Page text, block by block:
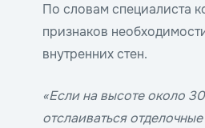
По словам специалиста
признаков
внутренних стен.
«Если на высоте около
отслаиваться